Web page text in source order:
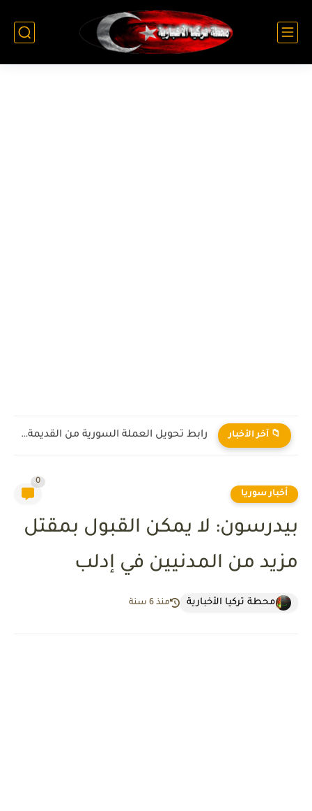
📁 آخر الأخبار رابط تحويل العملة السورية من القديمة إلى الجديدة 2026
أخبار سوريا
0
بيدرسون: لا يمكن القبول بمقتل
مزيد من المدنيين في إدلب
محطة تركيا الأخبارية منذ 6 سنة